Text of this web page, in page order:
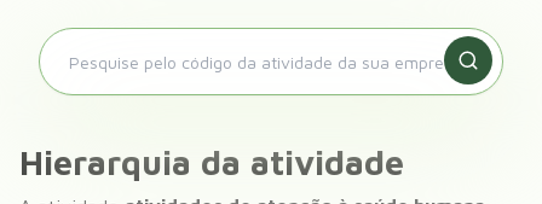
Hierarquia da atividade